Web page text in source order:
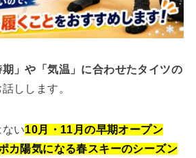
期」や「気温」に合わせたタイツの
しします。
い10月・11月の早期オープン
カ陽気になる春スキーのシーズン